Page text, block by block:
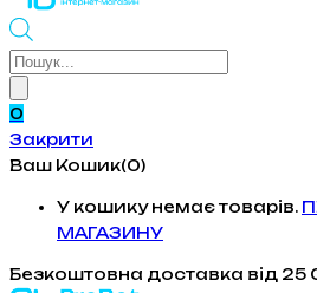
Products
0
Закрити
Ваш Кошик(0)
У кошику немає товарів.
МАГАЗИНУ
Безкоштовна доставка від 25